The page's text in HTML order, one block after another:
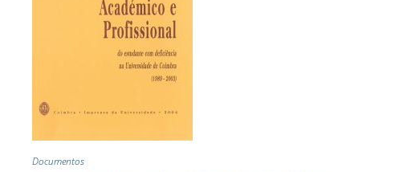
Documentos